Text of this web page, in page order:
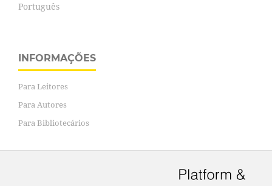
Português
INFORMAÇÕES
Para Leitores
Para Autores
Para Bibliotecários